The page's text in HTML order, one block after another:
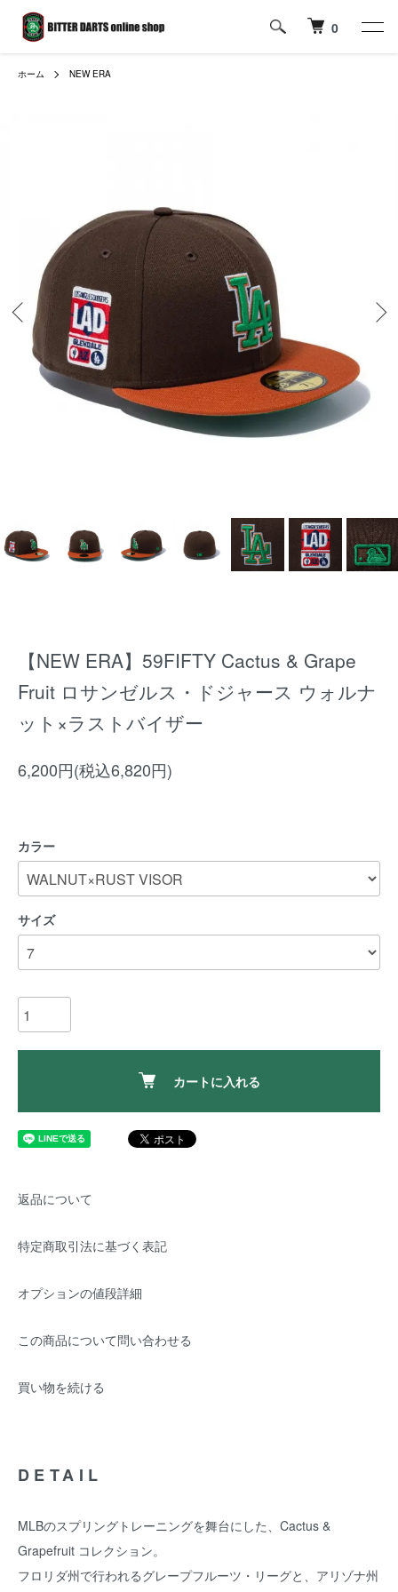
0
ホーム NEW ERA
【NEW ERA】59FIFTY Cactus & Grape
Fruit ロサンゼルス・ドジャース ウォルナ
ット×ラストバイザー
6,200円(税込6,820円)
カラー
サイズ
カートに入れる
返品について
特定商取引法に基づく表記
オプションの値段詳細
この商品について問い合わせる
買い物を続ける
DETAIL
MLBのスプリングトレーニングを舞台にした、Cactus &
Grapefruit コレクション。
フロリダ州で行われるグレープフルーツ・リーグと、アリゾナ州